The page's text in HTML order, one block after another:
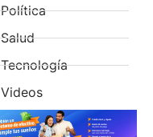
Política
Salud
Tecnología
Videos